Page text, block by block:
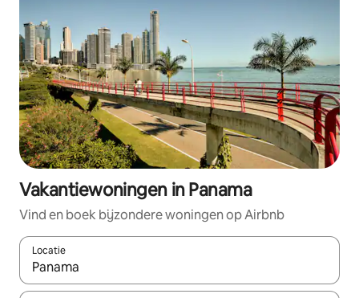
Vakantiewoningen in Panama
Vind en boek bijzondere woningen op Airbnb
Locatie
Wanneer er resultaten beschikbaar zijn, maak je een keuze